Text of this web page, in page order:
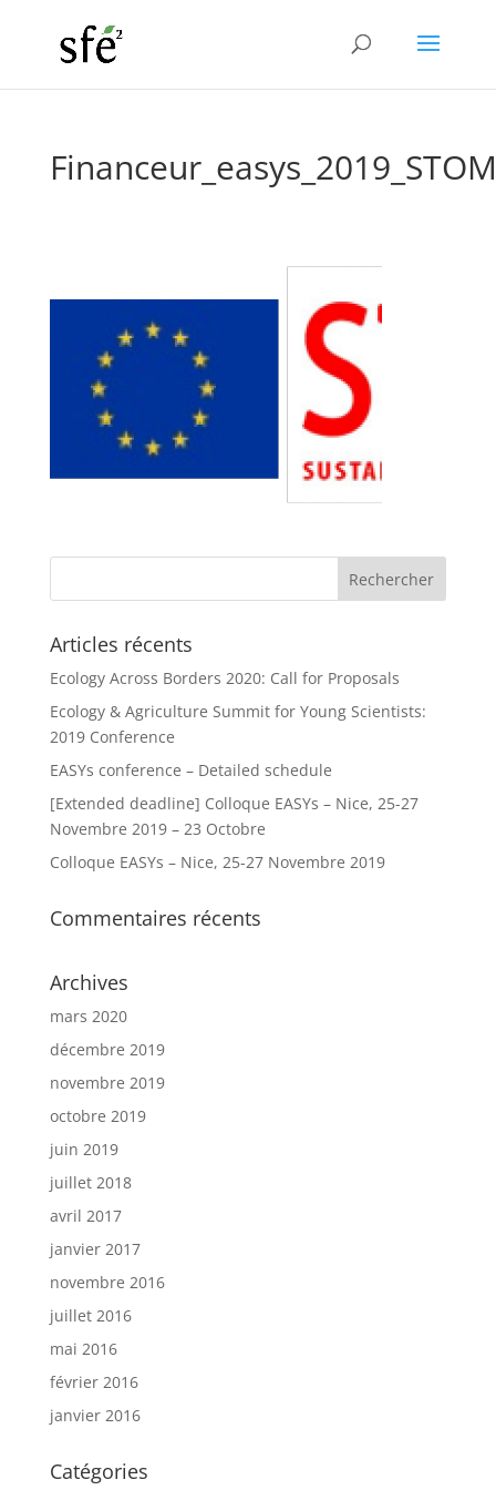
Articles récents
Ecology Across Borders 2020: Call for Proposals
Ecology & Agriculture Summit for Young Scientists:
2019 Conference
EASYs conference – Detailed schedule
[Extended deadline] Colloque EASYs – Nice, 25-27
Novembre 2019 – 23 Octobre
Colloque EASYs – Nice, 25-27 Novembre 2019
Commentaires récents
Archives
mars 2020
décembre 2019
novembre 2019
octobre 2019
juin 2019
juillet 2018
avril 2017
janvier 2017
novembre 2016
juillet 2016
mai 2016
février 2016
janvier 2016
Catégories